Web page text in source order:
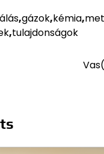
,gázok,kémia,
,tulajdonságok